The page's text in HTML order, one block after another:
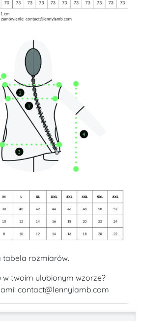
tabela rozmiarów.
twoim ulubionym wzorze?
contact@lennylamb.com